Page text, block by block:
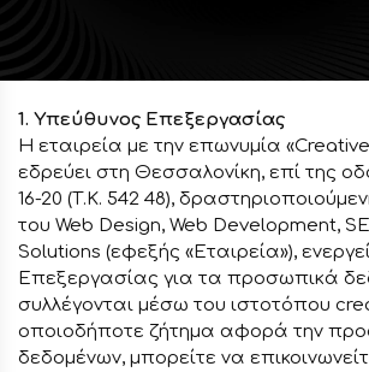
1. Υπεύθυνος Επεξεργασίας
Η εταιρεία με την επωνυμία
εδρεύει στη Θεσσαλονίκη, επί της
16-20 (Τ.Κ. 542 48),
του Web Design, Web Development,
Solutions (εφεξής «Εταιρεία»),
Επεξεργασίας για τα προσωπικά
συλλέγονται μέσω του ιστοτόπου
οποιοδήποτε ζήτημα αφορά την
δεδομένων, μπορείτε να
Facebook
Instagram
LinkedIn